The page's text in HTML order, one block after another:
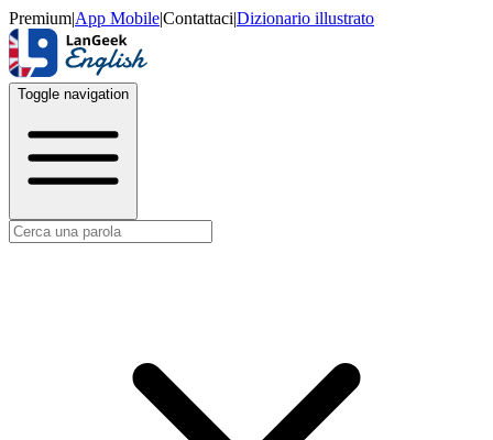
Premium|App Mobile|Contattaci|Dizionario illustrato
Toggle navigation